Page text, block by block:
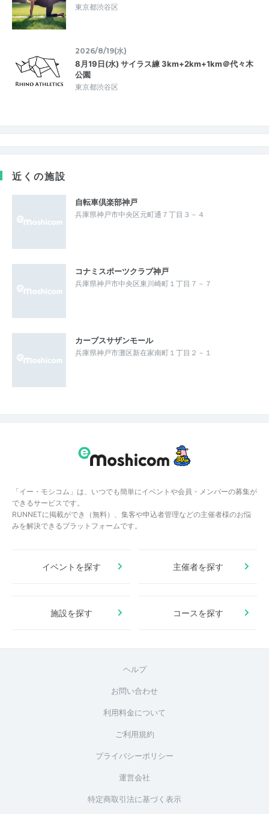
東京都渋谷区
2026/8/19(水)
8月19日(水) サイラス練 3km+2km+1km＠代々木
公園
東京都渋谷区
近くの施設
自転車倶楽部神戸
兵庫県神戸市中央区元町通７丁目３－４
コナミスポーツクラブ神戸
兵庫県神戸市中央区東川崎町１丁目７－７
カーブスサザンモール
兵庫県神戸市灘区新在家南町１丁目２－１
「イー・モシコム」は、いつでも簡単にイベントや会員・メンバーの募集が
できるサービスです。
RUNNETに掲載ができ（無料）、集客や申込者管理などの主催者様のお悩
みを解決できるプラットフォームです。
イベントを探す 主催者を探す
施設を探す コースを探す
ヘルプ
お問い合わせ
利用料金について
ご利用規約
プライバシーポリシー
運営会社
特定商取引法に基づく表示